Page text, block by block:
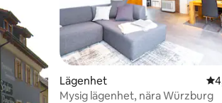
Lägenhet
Mysig lägenhet, nära Würzburg